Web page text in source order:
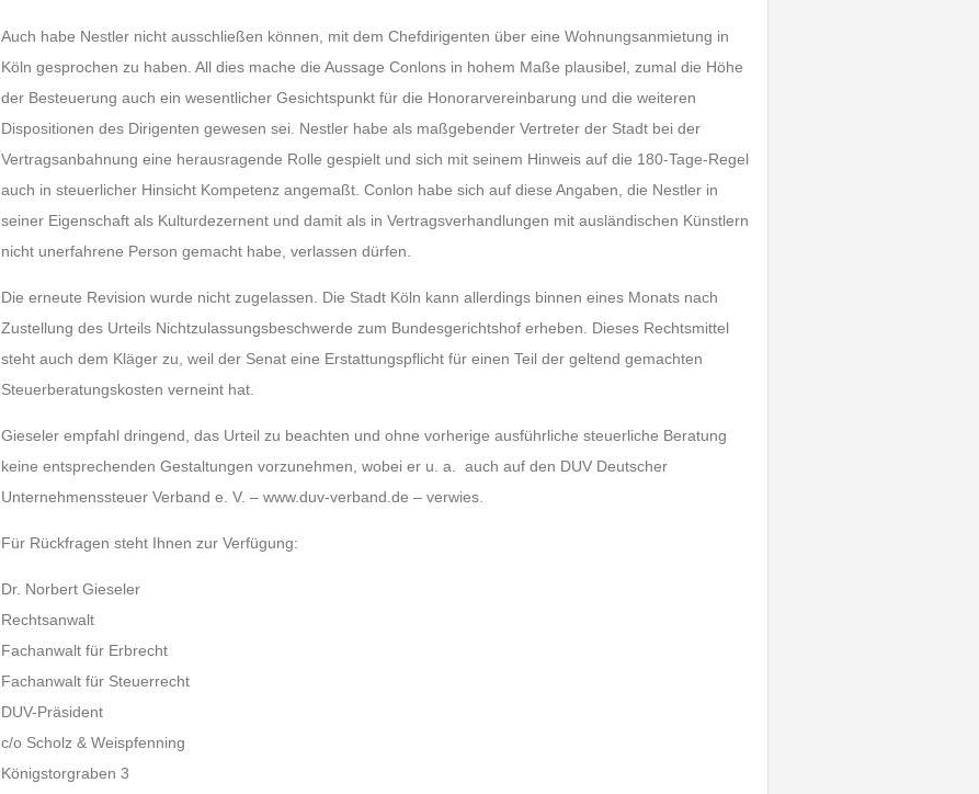
Auch habe Nestler nicht ausschließen können, mit dem Chefdirigenten über eine Wohnungsanmietung in
Köln gesprochen zu haben. All dies mache die Aussage Conlons in hohem Maße plausibel, zumal die Höhe
der Besteuerung auch ein wesentlicher Gesichtspunkt für die Honorarvereinbarung und die weiteren
Dispositionen des Dirigenten gewesen sei. Nestler habe als maßgebender Vertreter der Stadt bei der
Vertragsanbahnung eine herausragende Rolle gespielt und sich mit seinem Hinweis auf die 180-Tage-Regel
auch in steuerlicher Hinsicht Kompetenz angemaßt. Conlon habe sich auf diese Angaben, die Nestler in
seiner Eigenschaft als Kulturdezernent und damit als in Vertragsverhandlungen mit ausländischen Künstlern
nicht unerfahrene Person gemacht habe, verlassen dürfen.
Die erneute Revision wurde nicht zugelassen. Die Stadt Köln kann allerdings binnen eines Monats nach
Zustellung des Urteils Nichtzulassungsbeschwerde zum Bundesgerichtshof erheben. Dieses Rechtsmittel
steht auch dem Kläger zu, weil der Senat eine Erstattungspflicht für einen Teil der geltend gemachten
Steuerberatungskosten verneint hat.
Gieseler empfahl dringend, das Urteil zu beachten und ohne vorherige ausführliche steuerliche Beratung
keine entsprechenden Gestaltungen vorzunehmen, wobei er u. a. auch auf den DUV Deutscher
Unternehmenssteuer Verband e. V. – www.duv-verband.de – verwies.
Für Rückfragen steht Ihnen zur Verfügung:
Dr. Norbert Gieseler
Rechtsanwalt
Fachanwalt für Erbrecht
Fachanwalt für Steuerrecht
DUV-Präsident
c/o Scholz & Weispfenning
Königstorgraben 3